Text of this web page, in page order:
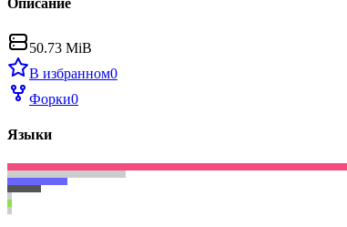
50.73 MiB
В избранном0
Форки0
Языки